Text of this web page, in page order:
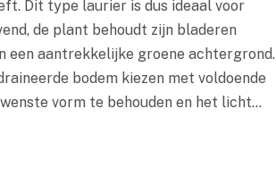
Dit type laurier is dus ideaal voor
de plant behoudt zijn bladeren
een aantrekkelijke groene achtergrond.
bodem kiezen met voldoende
vorm te behouden en het licht…